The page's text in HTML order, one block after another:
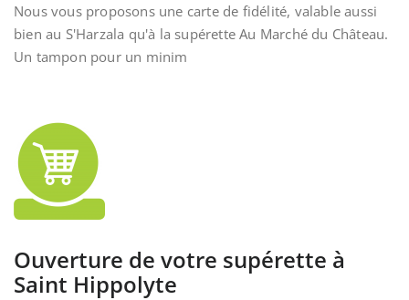
Nous vous proposons une carte de fidélité, valable aussi
bien au S'Harzala qu'à la supérette Au Marché du Château.
Un tampon pour un minim
Ouverture de votre supérette à
Saint Hippolyte